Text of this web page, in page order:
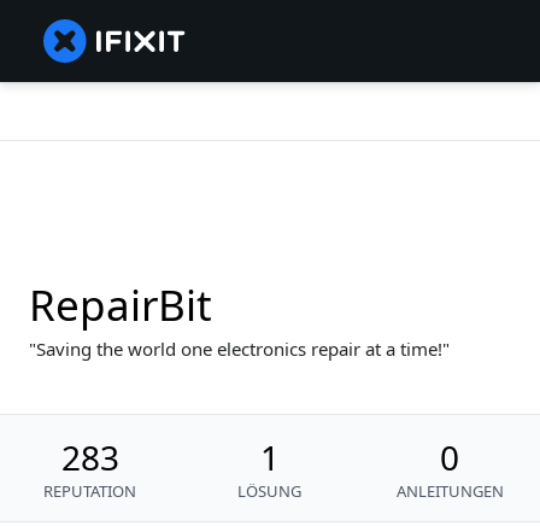
RepairBit
Saving the world one electronics repair at a time!
283
REPUTATION
1
LÖSUNG
0
ANLEITUNGEN